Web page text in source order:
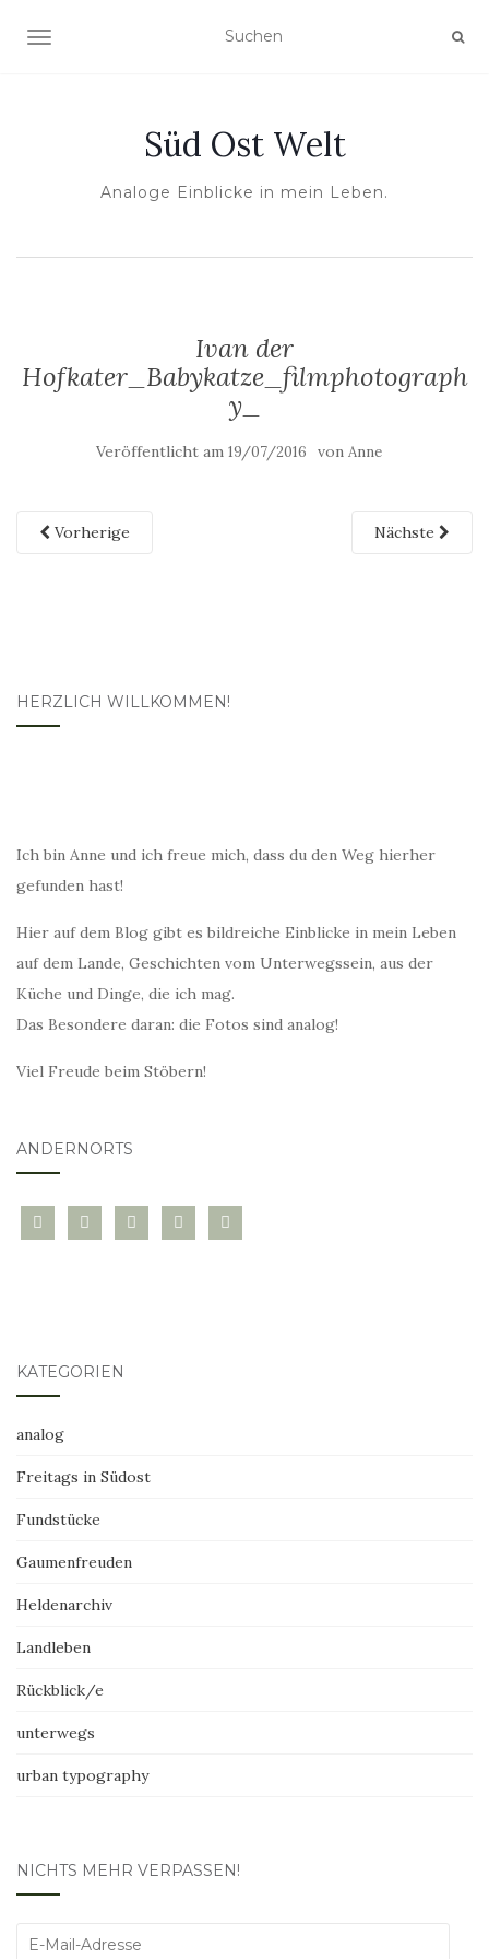
NAVIGATION UMSCHALTEN
Süd Ost Welt
Analoge Einblicke in mein Leben.
Ivan der
Hofkater_Babykatze_filmphotograph
y_
Veröffentlicht am 19/07/2016 von Anne
Vorherige Nächste
HERZLICH WILLKOMMEN!
Ich bin Anne und ich freue mich, dass du den Weg hierher
gefunden hast!
Hier auf dem Blog gibt es bildreiche Einblicke in mein Leben
auf dem Lande, Geschichten vom Unterwegssein, aus der
Küche und Dinge, die ich mag.
Das Besondere daran: die Fotos sind analog!
Viel Freude beim Stöbern!
ANDERNORTS
bloglovininstagramtwitter pinterest
mail
KATEGORIEN
analog
Freitags in Südost
Fundstücke
Gaumenfreuden
Heldenarchiv
Landleben
Rückblick/e
unterwegs
urban typography
NICHTS MEHR VERPASSEN!
E-